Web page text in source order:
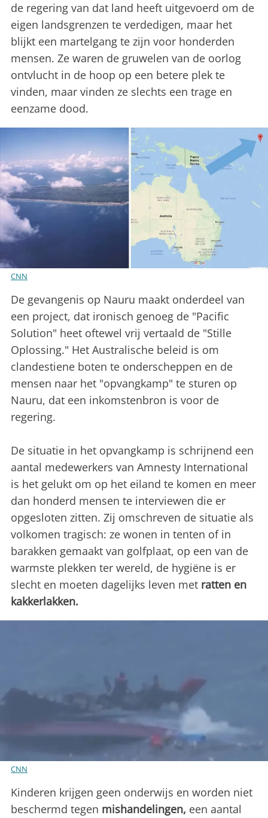
de regering van dat land heeft uitgevoerd om de
eigen landsgrenzen te verdedigen, maar het
blijkt een martelgang te zijn voor honderden
mensen. Ze waren de gruwelen van de oorlog
ontvlucht in de hoop op een betere plek te
vinden, maar vinden ze slechts een trage en
eenzame dood.
CNN
De gevangenis op Nauru maakt onderdeel van
een project, dat ironisch genoeg de "Pacific
Solution" heet oftewel vrij vertaald de "Stille
Oplossing." Het Australische beleid is om
clandestiene boten te onderscheppen en de
mensen naar het "opvangkamp" te sturen op
Nauru, dat een inkomstenbron is voor de
regering.
De situatie in het opvangkamp is schrijnend een
aantal medewerkers van Amnesty International
is het gelukt om op het eiland te komen en meer
dan honderd mensen te interviewen die er
opgesloten zitten. Zij omschreven de situatie als
volkomen tragisch: ze wonen in tenten of in
barakken gemaakt van golfplaat, op een van de
warmste plekken ter wereld, de hygiëne is er
slecht en moeten dagelijks leven met ratten en
kakkerlakken.
CNN
Kinderen krijgen geen onderwijs en worden niet
beschermd tegen mishandelingen, een aantal